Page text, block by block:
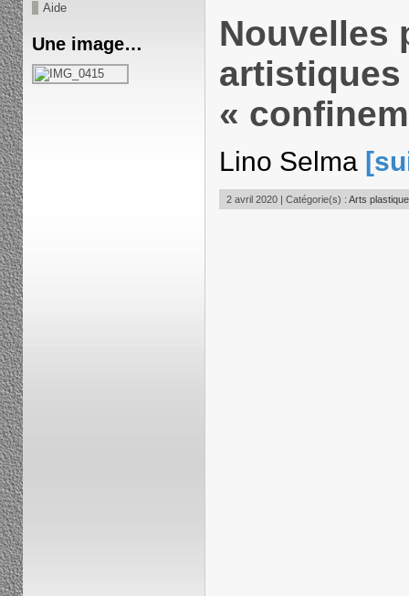
Aide
Une image…
Nouvelles
artistiques
«
Lino Selma
2 avril 2020 | Catégorie(s) : Arts